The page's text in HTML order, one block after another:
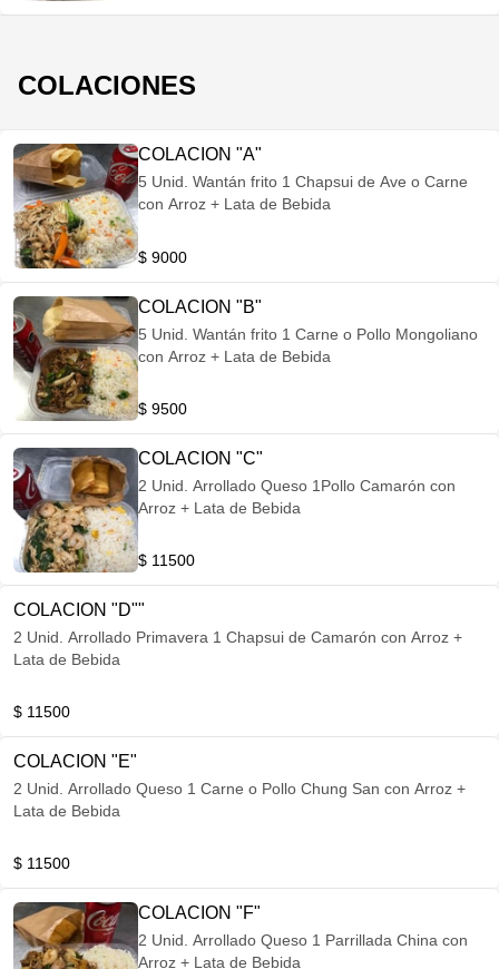
COLACIONES
COLACION "A"
5 Unid. Wantán frito 1 Chapsui de Ave o Carne
con Arroz + Lata de Bebida
$ 9000
COLACION "B"
5 Unid. Wantán frito 1 Carne o Pollo Mongoliano
con Arroz + Lata de Bebida
$ 9500
COLACION "C"
2 Unid. Arrollado Queso 1Pollo Camarón con
Arroz + Lata de Bebida
$ 11500
COLACION "D""
2 Unid. Arrollado Primavera 1 Chapsui de Camarón con Arroz +
Lata de Bebida
$ 11500
COLACION "E"
2 Unid. Arrollado Queso 1 Carne o Pollo Chung San con Arroz +
Lata de Bebida
$ 11500
COLACION "F"
2 Unid. Arrollado Queso 1 Parrillada China con
Arroz + Lata de Bebida